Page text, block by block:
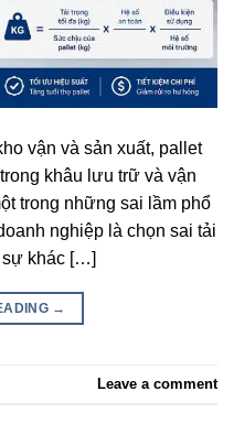
vận và sản xuất, pallet
khâu lưu trữ và vận
trong những sai lầm phổ
nghiệp là chọn sai tải
sự khác […]
→
Leave a comment